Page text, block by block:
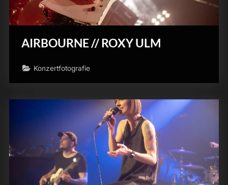
AIRBOURNE // ROXY ULM
Konzertfotografie